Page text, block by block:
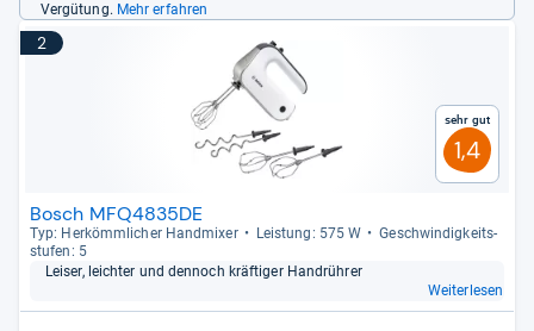
Vergütung. Mehr erfahren
2
Sehr gut
1,4
Bosch MFQ4835DE
Typ: Her­kömm­li­cher Hand­mi­xer Leis­tung: 575 W
Geschwin­dig­keits­
stu­fen: 5
Lei­ser, leich­ter und den­noch kräf­ti­ger Handrüh­rer
Weiterlesen